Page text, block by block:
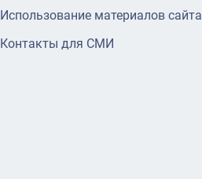
Использование материалов сайта
Контакты для СМИ